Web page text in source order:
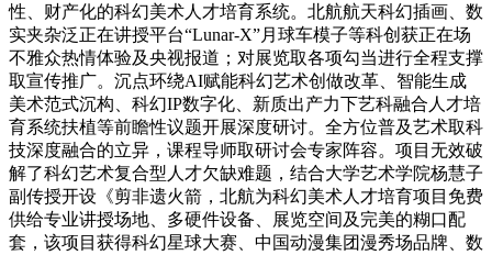
性、财产化的科幻美术人才培育系统。北航航天科幻插画、数
实夹杂泛正在讲授平台“Lunar-X”月球车模子等科创获正在场
不雅众热情体验及央视报道；对展览取各项勾当进行全程支撑
取宣传推广。沉点环绕AI赋能科幻艺术创做改革、智能生成
美术范式沉构、科幻IP数字化、新质出产力下艺科融合人才培
育系统扶植等前瞻性议题开展深度研讨。全方位普及艺术取科
技深度融合的立异，课程导师取研讨会专家阵容。项目无效破
解了科幻艺术复合型人才欠缺难题，结合大学艺术学院杨慧子
副传授开设《剪非遗火箭，北航为科幻美术人才培育项目免费
供给专业讲授场地、多硬件设备、展览空间及完美的糊口配
套，该项目获得科幻星球大赛、中国动漫集团漫秀场品牌、数